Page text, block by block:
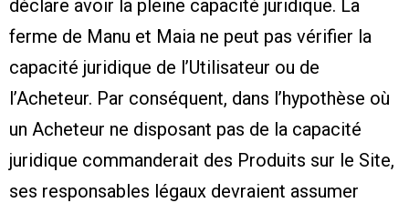
déclare avoir la pleine capacité juridique. La
ferme de Manu et Maia ne peut pas vérifier la
capacité juridique de l’Utilisateur ou de
l’Acheteur. Par conséquent, dans l’hypothèse où
un Acheteur ne disposant pas de la capacité
juridique commanderait des Produits sur le Site,
ses responsables légaux devraient assumer